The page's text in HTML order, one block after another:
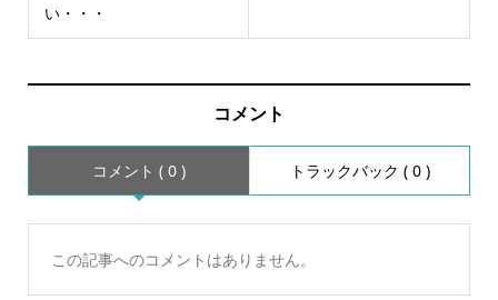
い・・・
コメント
コメント ( 0 ) トラックバック ( 0 )
この記事へのコメントはありません。